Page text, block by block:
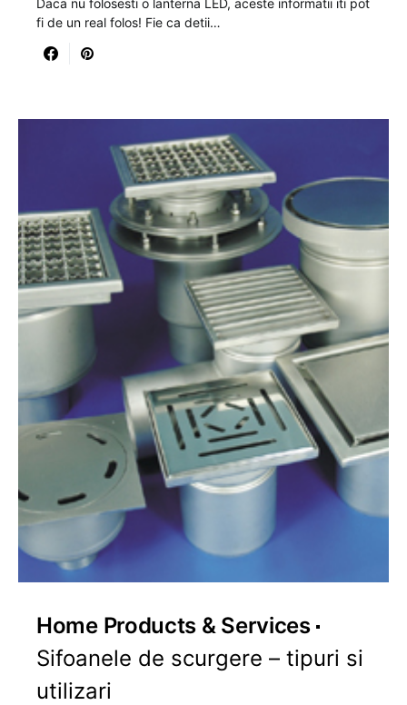
fi de un real folos! Fie ca detii…
Home Products & Services
Sifoanele de scurgere – tipuri si
utilizari